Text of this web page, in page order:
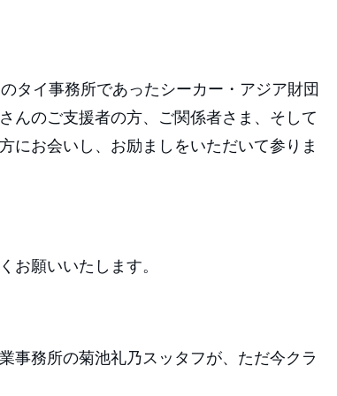
タイ事務所であったシーカー・アジア財団
んのご支援者の方、ご関係者さま、そして
にお会いし、お励ましをいただいて参りま
お願いいたします。
事務所の菊池礼乃スッタフが、ただ今クラ